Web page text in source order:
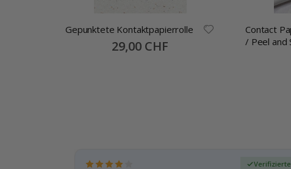
Gepunktete Kontaktpapierrolle
Special
Price
29,00 CHF
Contact
/ Peel and